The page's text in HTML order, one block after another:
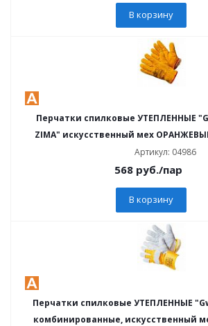
В корзину
Перчатки спилковые УТЕПЛЕННЫЕ
ZIMA" искусственный мех
Артикул: 04986
568 руб./пар
В корзину
Перчатки спилковые УТЕПЛЕННЫЕ
комбинированные, искусственный